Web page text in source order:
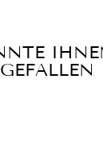
GEFALLEN